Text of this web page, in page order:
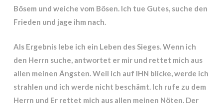
Bösem und weiche vom Bösen. Ich tue Gutes, suche den
Frieden und jage ihm nach.
Als Ergebnis lebe ich ein Leben des Sieges. Wenn ich
den Herrn suche, antwortet er mir und rettet mich aus
allen meinen Ängsten. Weil ich auf IHN blicke, werde ich
strahlen und ich werde nicht beschämt. Ich rufe zu dem
Herrn und Er rettet mich aus allen meinen Nöten. Der